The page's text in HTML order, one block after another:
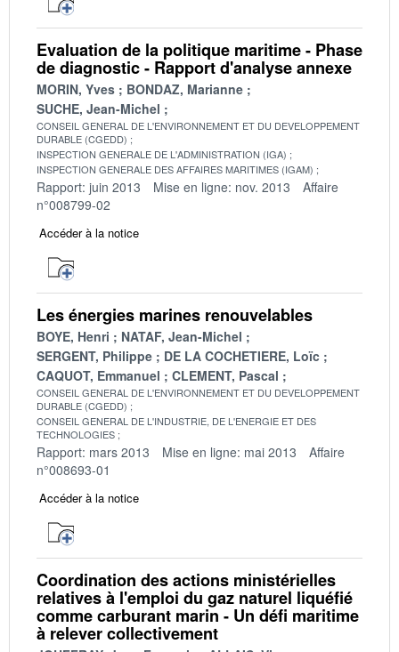
Evaluation de la politique maritime - Phase
de diagnostic - Rapport d'analyse annexe
MORIN, Yves
BONDAZ, Marianne
SUCHE, Jean-Michel
CONSEIL GENERAL DE L'ENVIRONNEMENT ET DU DEVELOPPEMENT
DURABLE (CGEDD)
INSPECTION GENERALE DE L'ADMINISTRATION (IGA)
INSPECTION GENERALE DES AFFAIRES MARITIMES (IGAM)
Rapport: juin 2013 Mise en ligne: nov. 2013
Affaire
n°008799-02
Accéder à la notice
Les énergies marines renouvelables
BOYE, Henri
NATAF, Jean-Michel
SERGENT, Philippe
DE LA COCHETIERE, Loïc
CAQUOT, Emmanuel
CLEMENT, Pascal
CONSEIL GENERAL DE L'ENVIRONNEMENT ET DU DEVELOPPEMENT
DURABLE (CGEDD)
CONSEIL GENERAL DE L'INDUSTRIE, DE L'ENERGIE ET DES
TECHNOLOGIES
Rapport: mars 2013 Mise en ligne: mai 2013
Affaire
n°008693-01
Accéder à la notice
Coordination des actions ministérielles
relatives à l'emploi du gaz naturel liquéfié
comme carburant marin - Un défi maritime
à relever collectivement